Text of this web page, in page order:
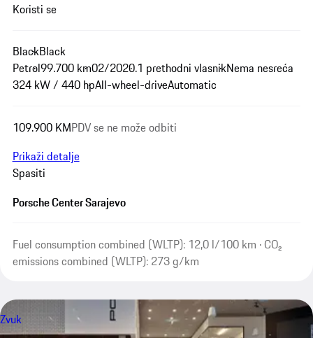
Koristi se
BlackBlack
Petrol99.700 km02/2020.1 prethodni vlasnikNema nesreća
324 kW / 440 hpAll-wheel-driveAutomatic
109.900 KMPDV se ne može odbiti
Prikaži detalje
Spasiti
Porsche Center Sarajevo
Fuel consumption combined (WLTP): 12,0 l/100 km · CO₂
emissions combined (WLTP): 273 g/km
Zvuk